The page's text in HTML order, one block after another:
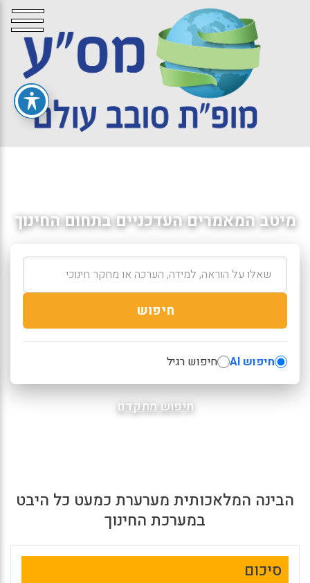
מיטב המאמרים העדכניים בתחום החינוך
חיפוש
חיפוש AI חיפוש רגיל
חיפוש מתקדם
הבינה המלאכותית מערערת כמעט כל היבט
במערכת החינוך
סיכום